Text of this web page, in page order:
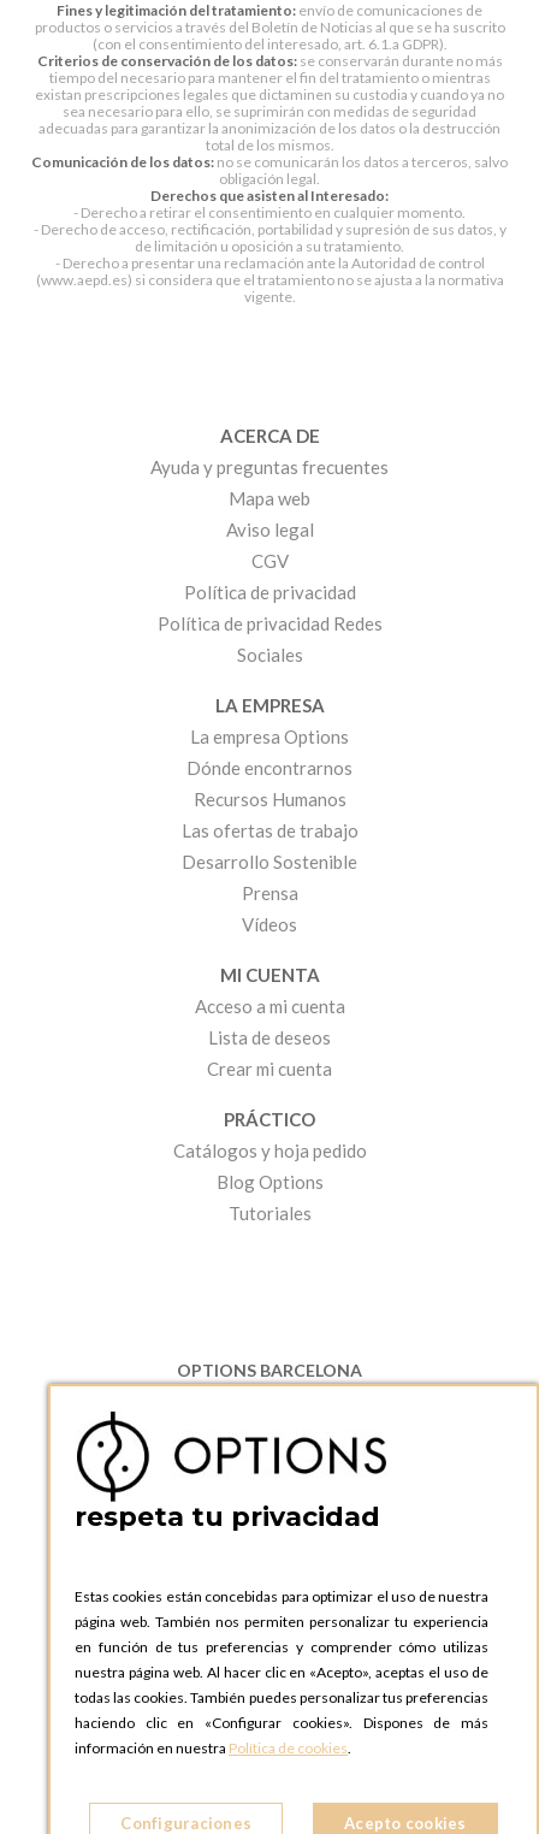
Fines y legitimación del tratamiento: envío de comunicaciones de
productos o servicios a través del Boletín de Noticias al que se ha suscrito
(con el consentimiento del interesado, art. 6.1.a GDPR).
Criterios de conservación de los datos:se conservarán durante no más
tiempo del necesario para mantener el fin del tratamiento o mientras
existan prescripciones legales que dictaminen su custodia y cuando ya no
sea necesario para ello, se suprimirán con medidas de seguridad
adecuadas para garantizar la anonimización de los datos o la destrucción
total de los mismos.
Comunicación de los datos: no se comunicarán los datos a terceros, salvo
obligación legal.
Derechos que asisten al Interesado:
- Derecho a retirar el consentimiento en cualquier momento.
- Derecho de acceso, rectificación, portabilidad y supresión de sus datos, y
de limitación u oposición a su tratamiento.
- Derecho a presentar una reclamación ante la Autoridad de control
(www.aepd.es) si considera que el tratamiento no se ajusta a la normativa
vigente.
ACERCA DE
Ayuda y preguntas frecuentes
Mapa web
Aviso legal
CGV
Política de privacidad
Política de privacidad Redes
Sociales
LA EMPRESA
La empresa Options
Dónde encontrarnos
Recursos Humanos
Las ofertas de trabajo
Desarrollo Sostenible
Prensa
Vídeos
MI CUENTA
Acceso a mi cuenta
Lista de deseos
Crear mi cuenta
PRÁCTICO
Catálogos y hoja pedido
Blog Options
Tutoriales
OPTIONS BARCELONA
08130 Santa Perpetua de Moguda, Barcelona
ESPAñA
Teléfono:
+34 935 724 041
OPTIONS BARCELONA SHOWROOM
ESPAñA
Teléfono:+34 935 724 041
OPTIONS MADRID
C. Lucio Emilio Cándido, 6,
28803 Alcalá de Henares, Madrid
ESPAñA
respeta tu privacidad
Estas cookies están concebidas para optimizar el uso de nuestra
página web. También nos permiten personalizar tu experiencia
en función de tus preferencias y comprender cómo utilizas
nuestra página web. Al hacer clic en «Acepto», aceptas el uso de
todas las cookies. También puedes personalizar tus preferencias
haciendo clic en «Configurar cookies». Dispones de más
información en nuestra Política de cookies.
Configuraciones Acepto cookies